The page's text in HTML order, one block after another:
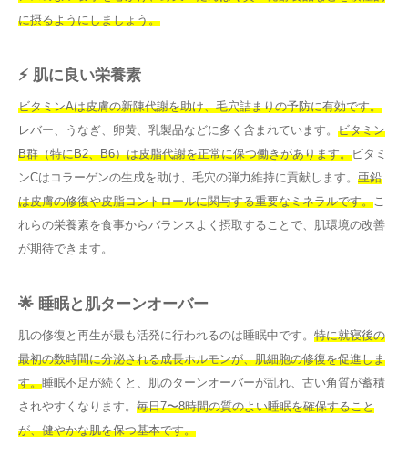
に摂るようにしましょう。
⚡ 肌に良い栄養素
ビタミンAは皮膚の新陳代謝を助け、毛穴詰まりの予防に有効です。
レバー、うなぎ、卵黄、乳製品などに多く含まれています。 ビタミン
B群（特にB2、B6）は皮脂代謝を正常に保つ働きがあります。ビタミ
ンCはコラーゲンの生成を助け、毛穴の弾力維持に貢献します。 亜鉛
は皮膚の修復や皮脂コントロールに関与する重要なミネラルです。 こ
れらの栄養素を食事からバランスよく摂取することで、肌環境の改善
が期待できます。
🌟 睡眠と肌ターンオーバー
肌の修復と再生が最も活発に行われるのは睡眠中です。 特に就寝後の
最初の数時間に分泌される成長ホルモンが、肌細胞の修復を促進しま
す。睡眠不足が続くと、肌のターンオーバーが乱れ、古い角質が蓄積
されやすくなります。 毎日7〜8時間の質のよい睡眠を確保すること
が、健やかな肌を保つ基本です。